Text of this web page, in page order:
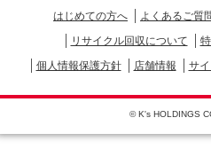
はじめての方へ よくあるご質
リサイクル回収について
個人情報保護方針
店舗情報 サ
© K's HOLDINGS